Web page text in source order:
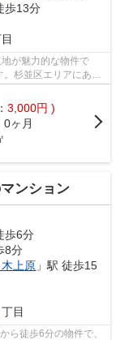
歩13分
が魅力的な物件で
杉並区エリアにある
3,000円 )
0ヶ月
ンション
歩6分
8分
上原 」駅 徒歩15
丁目
ら徒歩6分の物件で、